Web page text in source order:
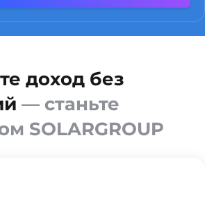
доход без
— станьте
SOLARGROUP